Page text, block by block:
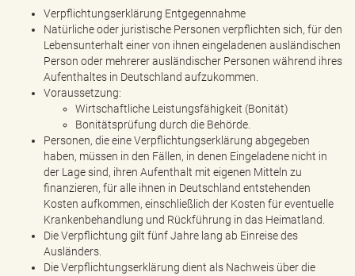
Verpflichtungserklärung Entgegennahme
Natürliche oder juristische Personen verpflichten sich, für den
Lebensunterhalt einer von ihnen eingeladenen ausländischen
Person oder mehrerer ausländischer Personen während ihres
Aufenthaltes in Deutschland aufzukommen.
Voraussetzung:
Wirtschaftliche Leistungsfähigkeit (Bonität)
Bonitätsprüfung durch die Behörde.
Personen, die eine Verpflichtungserklärung abgegeben
haben, müssen in den Fällen, in denen Eingeladene nicht in
der Lage sind, ihren Aufenthalt mit eigenen Mitteln zu
finanzieren, für alle ihnen in Deutschland entstehenden
Kosten aufkommen, einschließlich der Kosten für eventuelle
Krankenbehandlung und Rückführung in das Heimatland.
Die Verpflichtung gilt fünf Jahre lang ab Einreise des
Ausländers.
Die Verpflichtungserklärung dient als Nachweis über die